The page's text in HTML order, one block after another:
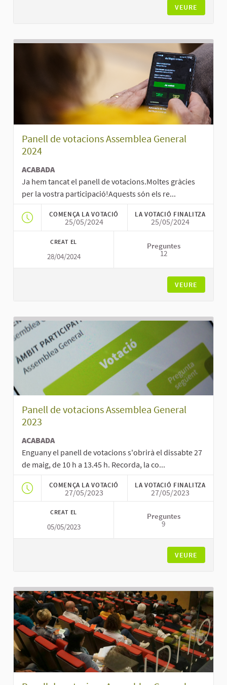
VEURE
Panell de votacions Assemblea General
2024
ACABADA
Ja hem tancat el panell de votacions.Moltes gràcies
per la vostra participació!Aquests són els re...
COMENÇA LA VOTACIÓ
25/05/2024
LA VOTACIÓ FINALITZA
25/05/2024
CREAT EL
28/04/2024
Preguntes
12
VEURE
Panell de votacions Assemblea General
2023
ACABADA
Enguany el panell de votacions s'obrirà el dissabte 27
de maig, de 10 h a 13.45 h. Recorda, la co...
COMENÇA LA VOTACIÓ
27/05/2023
LA VOTACIÓ FINALITZA
27/05/2023
CREAT EL
05/05/2023
Preguntes
9
VEURE